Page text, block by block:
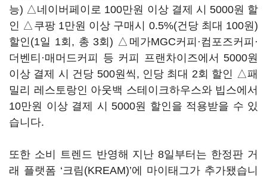
능) △네이버페이로 100만원 이상 결제 시 5000원 할
인 △쿠팡 1만원 이상 구매시 0.5%(건당 최대 100원)
할인(1일 1회, 총 3회) △메가MGC커피·컴포즈커피·
더벤티·매머드커피 등 커피 프랜차이즈에서 5000원
이상 결제 시 건당 500원씩, 인당 최대 2회 할인 △패
밀리 레스토랑인 아웃백 스테이크하우스와 빕스에서
10만원 이상 결제 시 5000원 할인을 적용받을 수 있
습니다.
또한 소비 트렌드 반영해 지난 8일부터는 한정판 거
래 플랫폼 ‘크림(KREAM)’에 마이태그가 추가됐습니